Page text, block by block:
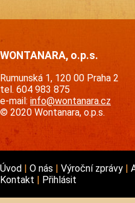
WONTANARA, o.p.s.
Rumunská 1, 120 00 Praha 2
tel. 604 983 875
e-mail: info@wontanara.cz
© 2020 Wontanara, o.p.s.
Úvod O nás Výroční zprávy
Kontakt
Přihlásit